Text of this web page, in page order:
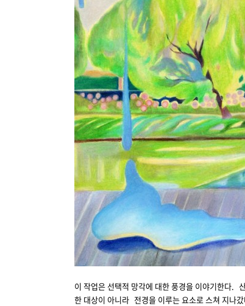
이 작업은 선택적 망각에 대한 풍경을 이야기한다.
한 대상이 아니라 전경을 이루는 요소로 스쳐 지나